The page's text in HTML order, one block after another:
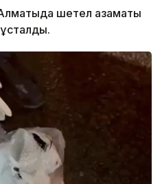
шетел азаматы
ұсталды.